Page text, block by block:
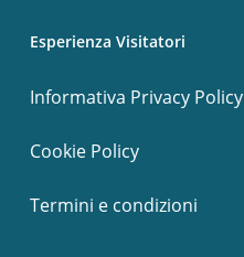
Esperienza Visitatori
Informativa Privacy Policy
Cookie Policy
Termini e condizioni